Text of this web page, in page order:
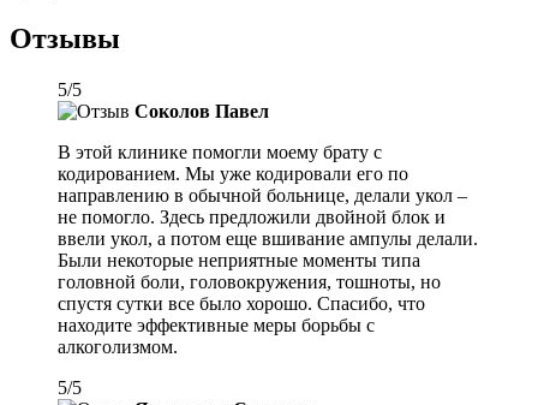
Отзывы
5/5
Соколов Павел
В этой клинике помогли моему брату с
кодированием. Мы уже кодировали его по
направлению в обычной больнице, делали укол –
не помогло. Здесь предложили двойной блок и
ввели укол, а потом еще вшивание ампулы делали.
Были некоторые неприятные моменты типа
головной боли, головокружения, тошноты, но
спустя сутки все было хорошо. Спасибо, что
находите эффективные меры борьбы с
алкоголизмом.
5/5